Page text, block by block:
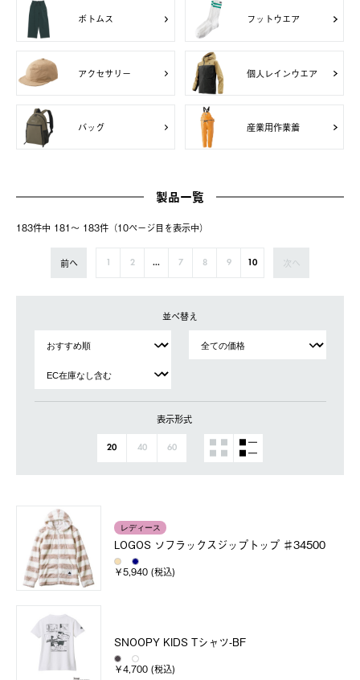
ボトムス フットウエア
アクセサリー 個人レインウエア
バッグ 産業用作業着
製品一覧
183件中 181〜 183件（10ページ⽬を表⽰中）
前へ 2 ... 7 8 9 10 次へ
並べ替え
表示形式
20 40 60
レディース
LOGOS ソフラックスジップトップ ♯34500
￥5,940 (税込)
SNOOPY KIDS Tシャツ-BF
￥4,700 (税込)